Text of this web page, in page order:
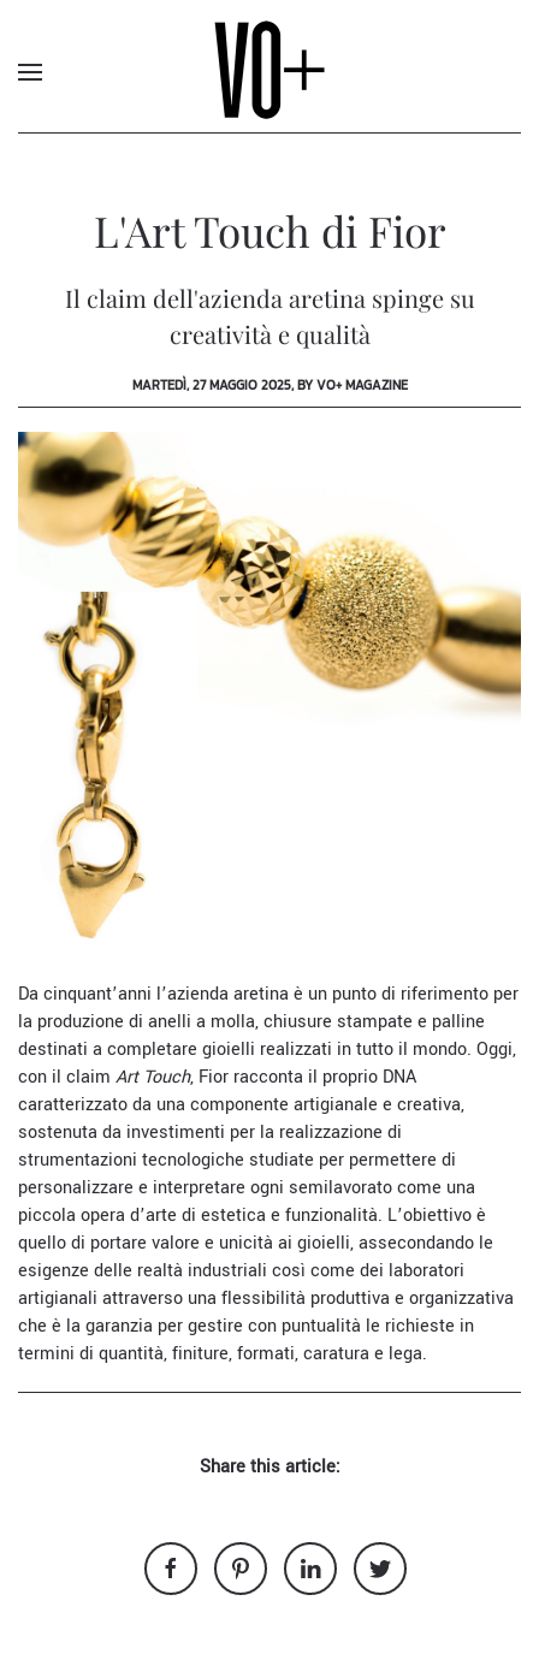
L'Art Touch di Fior
Il claim dell'azienda aretina spinge su
creatività e qualità
MARTEDÌ, 27 MAGGIO 2025, BY VO+ MAGAZINE
Da cinquant’anni l’azienda aretina è un punto di riferimento per
la produzione di anelli a molla, chiusure stampate e palline
destinati a completare gioielli realizzati in tutto il mondo. Oggi,
con il claim Art Touch, Fior racconta il proprio DNA
caratterizzato da una componente artigianale e creativa,
sostenuta da investimenti per la realizzazione di
strumentazioni tecnologiche studiate per permettere di
personalizzare e interpretare ogni semilavorato come una
piccola opera d’arte di estetica e funzionalità. L’obiettivo è
quello di portare valore e unicità ai gioielli, assecondando le
esigenze delle realtà industriali così come dei laboratori
artigianali attraverso una flessibilità produttiva e organizzativa
che è la garanzia per gestire con puntualità le richieste in
termini di quantità, finiture, formati, caratura e lega.
Share this article: